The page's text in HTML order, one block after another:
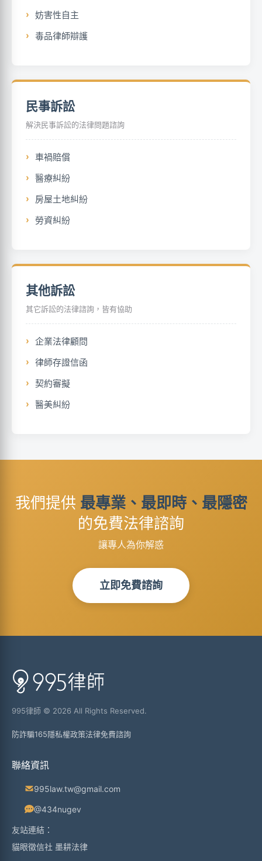
妨害性自主
毒品律師辯護
民事訴訟
解決民事訴訟的法律問題諮詢
車禍賠償
醫療糾紛
房屋土地糾紛
勞資糾紛
其他訴訟
其它訴訟的法律諮詢，皆有協助
企業法律顧問
律師存證信函
契約審擬
醫美糾紛
我們提供 最專業、最即時、最隱密
的免費法律諮詢
讓專人為你解惑
立即免費諮詢
995律師 © 2026 All Rights Reserved.
防詐騙165隱私權政策法律免費諮詢
聯絡資訊
995law.tw@gmail.com
@434nugev
友站連結：
貓眼徵信社 墨耕法律